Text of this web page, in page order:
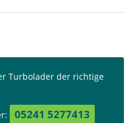
Turbolader der richtige
05241 5277413